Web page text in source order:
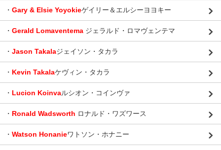
・ Gary & Elsie Yoyokieゲイリー＆エルシーヨヨキー
・ Gerald Lomaventema ジェラルド・ロマヴェンテマ
・ Jason Takalaジェイソン・タカラ
・ Kevin Takalaケヴィン・タカラ
・ Lucion Koinvaルシオン・コインヴァ
・ Ronald Wadsworth ロナルド・ワズワース
・ Watson Honanieワトソン・ホナニー